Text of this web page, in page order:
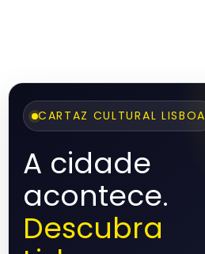
CARTAZ CULTURAL LISBOA
A cidade
acontece.
Descubra